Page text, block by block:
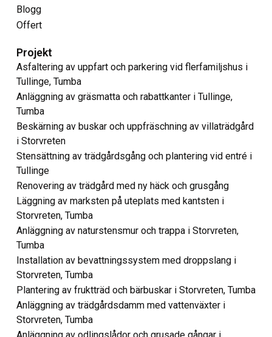
Blogg
Offert
Projekt
Asfaltering av uppfart och parkering vid flerfamiljshus i
Tullinge, Tumba
Anläggning av gräsmatta och rabattkanter i Tullinge,
Tumba
Beskärning av buskar och uppfräschning av villaträdgård
i Storvreten
Stensättning av trädgårdsgång och plantering vid entré i
Tullinge
Renovering av trädgård med ny häck och grusgång
Läggning av marksten på uteplats med kantsten i
Storvreten, Tumba
Anläggning av naturstensmur och trappa i Storvreten,
Tumba
Installation av bevattningssystem med droppslang i
Storvreten, Tumba
Plantering av fruktträd och bärbuskar i Storvreten, Tumba
Anläggning av trädgårdsdamm med vattenväxter i
Storvreten, Tumba
Anläggning av odlingslådor och grusade gångar i